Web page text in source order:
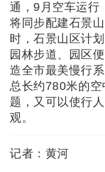
通，9月空车运行
将同步配建石景
时，石景山区计
园林步道、园区
造全市最美慢行
总长约780米的
题，又可以使行
观。
记者：黄河